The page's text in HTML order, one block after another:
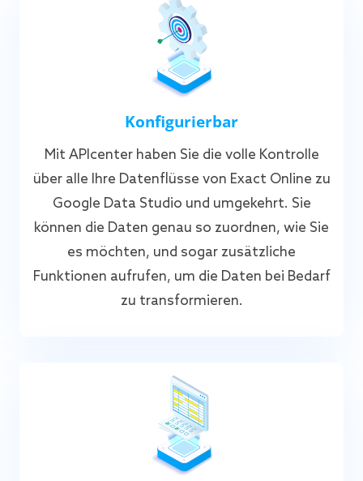
Konfigurierbar
Mit APIcenter haben Sie die volle Kontrolle
über alle Ihre Datenflüsse von Exact Online zu
Google Data Studio und umgekehrt. Sie
können die Daten genau so zuordnen, wie Sie
es möchten, und sogar zusätzliche
Funktionen aufrufen, um die Daten bei Bedarf
zu transformieren.